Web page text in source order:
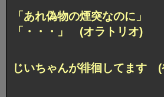
「あれ偽物の煙突なのに」
「・・・」 (オラトリオ)
じいちゃんが徘徊してます (